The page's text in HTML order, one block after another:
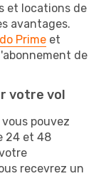
et locations de
avantages.
Prime et
de
votre vol
pouvez
24 et 48
recevrez un